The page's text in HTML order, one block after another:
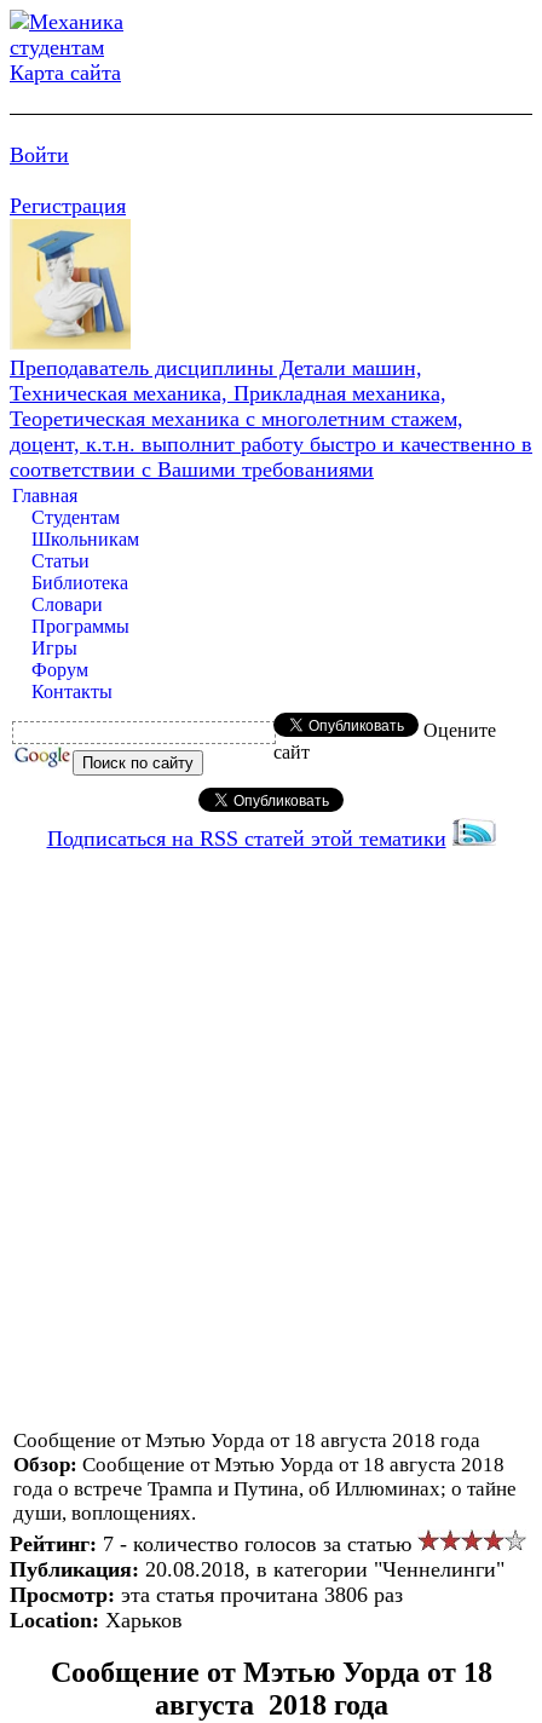
Карта сайта
Войти
Регистрация
Преподаватель дисциплины Детали машин,
Техническая механика, Прикладная механика,
Теоретическая механика с многолетним стажем,
доцент, к.т.н. выполнит работу быстро и качественно в
соответствии с Вашими требованиями
Главная
Студентам
Школьникам
Статьи
Библиотека
Словари
Программы
Игры
Форум
Контакты
Оцените
сайт
Подписаться на RSS статей этой тематики
Сообщение от Мэтью Уорда от 18 августа 2018 года
Обзор: Сообщение от Мэтью Уорда от 18 августа 2018
года о встрече Трампа и Путина, об Иллюминах; о тайне
души, воплощениях.
Рейтинг: 7 - количество голосов за статью
Публикация: 20.08.2018, в категории "Ченнелинги"
Просмотр: эта статья прочитана 3806 раз
Location: Харьков
Сообщение от Мэтью Уорда от 18
августа 2018 года